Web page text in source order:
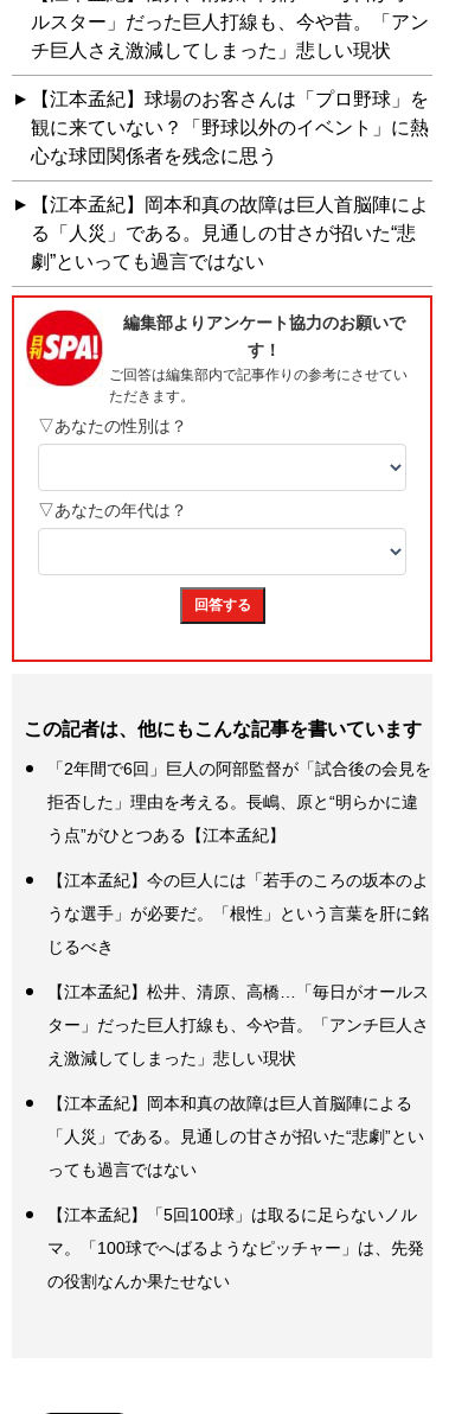
ルスター」だった巨人打線も、今や昔。「アン
チ巨人さえ激減してしまった」悲しい現状
【江本孟紀】球場のお客さんは「プロ野球」を
観に来ていない？「野球以外のイベント」に熱
心な球団関係者を残念に思う
【江本孟紀】岡本和真の故障は巨人首脳陣によ
る「人災」である。見通しの甘さが招いた“悲
劇”といっても過言ではない
この記者は、他にもこんな記事を書いています
「2年間で6回」巨人の阿部監督が「試合後の会見を
拒否した」理由を考える。長嶋、原と“明らかに違
う点”がひとつある【江本孟紀】
【江本孟紀】今の巨人には「若手のころの坂本のよ
うな選手」が必要だ。「根性」という言葉を肝に銘
じるべき
【江本孟紀】松井、清原、高橋…「毎日がオールス
ター」だった巨人打線も、今や昔。「アンチ巨人さ
え激減してしまった」悲しい現状
【江本孟紀】岡本和真の故障は巨人首脳陣による
「人災」である。見通しの甘さが招いた“悲劇”とい
っても過言ではない
【江本孟紀】「5回100球」は取るに足らないノル
マ。「100球でへばるようなピッチャー」は、先発
の役割なんか果たせない